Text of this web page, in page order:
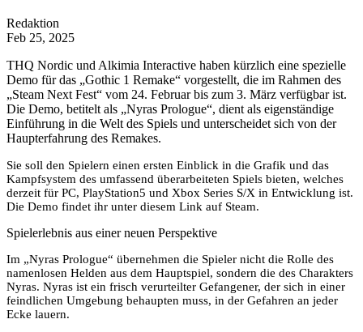
Redaktion
Feb 25, 2025
THQ Nordic und Alkimia Interactive haben kürzlich eine spezielle
Demo für das „Gothic 1 Remake“ vorgestellt, die im Rahmen des
„Steam Next Fest“ vom 24. Februar bis zum 3. März verfügbar ist.
Die Demo, betitelt als „Nyras Prologue“, dient als eigenständige
Einführung in die Welt des Spiels und unterscheidet sich von der
Haupterfahrung des Remakes.
Sie soll den Spielern einen ersten Einblick in die Grafik und das
Kampfsystem des umfassend überarbeiteten Spiels bieten, welches
derzeit für PC, PlayStation5 und Xbox Series S/X in Entwicklung ist.
Die Demo findet ihr unter diesem Link auf Steam.
Spielerlebnis aus einer neuen Perspektive
Im „Nyras Prologue“ übernehmen die Spieler nicht die Rolle des
namenlosen Helden aus dem Hauptspiel, sondern die des Charakters
Nyras. Nyras ist ein frisch verurteilter Gefangener, der sich in einer
feindlichen Umgebung behaupten muss, in der Gefahren an jeder
Ecke lauern.